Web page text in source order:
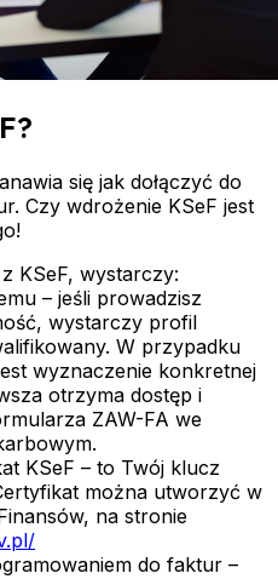
się jak dołączyć do
Czy wdrożenie KSeF jest
KSeF, wystarczy:
– jeśli prowadzisz
wystarczy profil
W przypadku
wyznaczenie konkretnej
otrzyma dostęp i
ZAW-FA we
KSeF – to Twój klucz
można utworzyć w
na stronie
do faktur –